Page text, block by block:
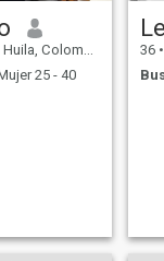
Colombia
25 - 40
36 •